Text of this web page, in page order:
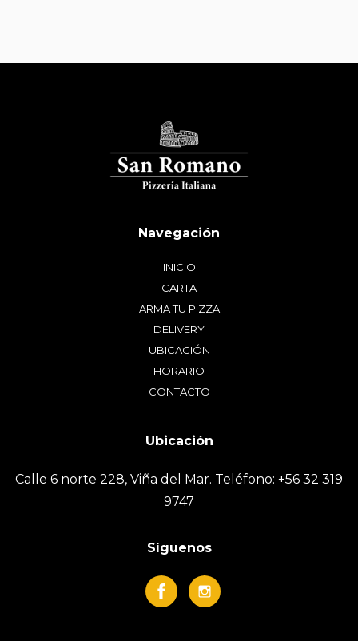
INICIO
CARTA
ARMA TU PIZZA
DELIVERY
UBICACIÓN
HORARIO
CONTACTO
Calle 6 norte 228, Viña del Mar. Teléfono: +56 32 319
9747